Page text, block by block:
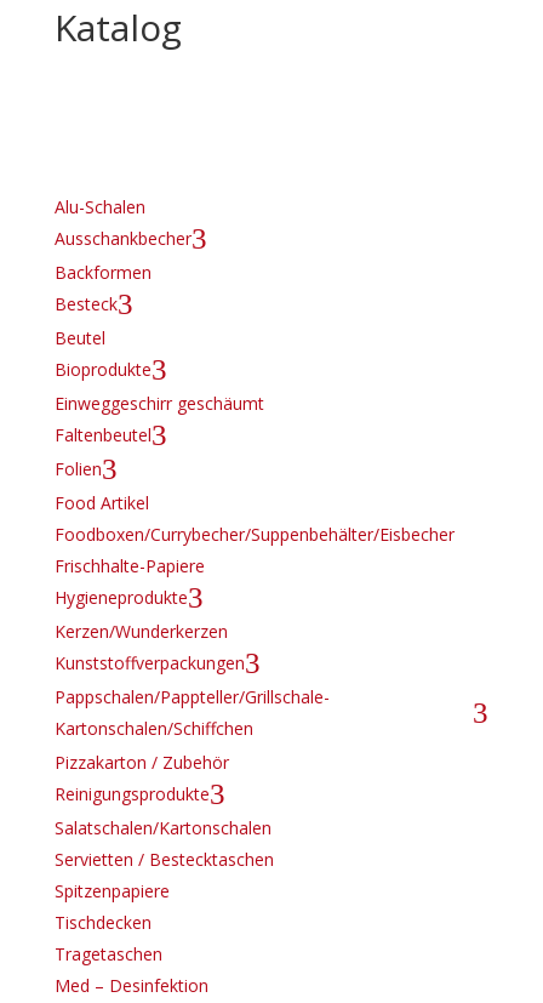
Katalog
Alu-Schalen
Ausschankbecher3
Backformen
Besteck3
Beutel
Bioprodukte3
Einweggeschirr geschäumt
Faltenbeutel3
Folien3
Food Artikel
Foodboxen/Currybecher/Suppenbehälter/Eisbecher
Frischhalte-Papiere
Hygieneprodukte3
Kerzen/Wunderkerzen
Kunststoffverpackungen3
Pappschalen/Pappteller/Grillschale-
Kartonschalen/Schiffchen
3
Pizzakarton / Zubehör
Reinigungsprodukte3
Salatschalen/Kartonschalen
Servietten / Bestecktaschen
Spitzenpapiere
Tischdecken
Tragetaschen
Med – Desinfektion